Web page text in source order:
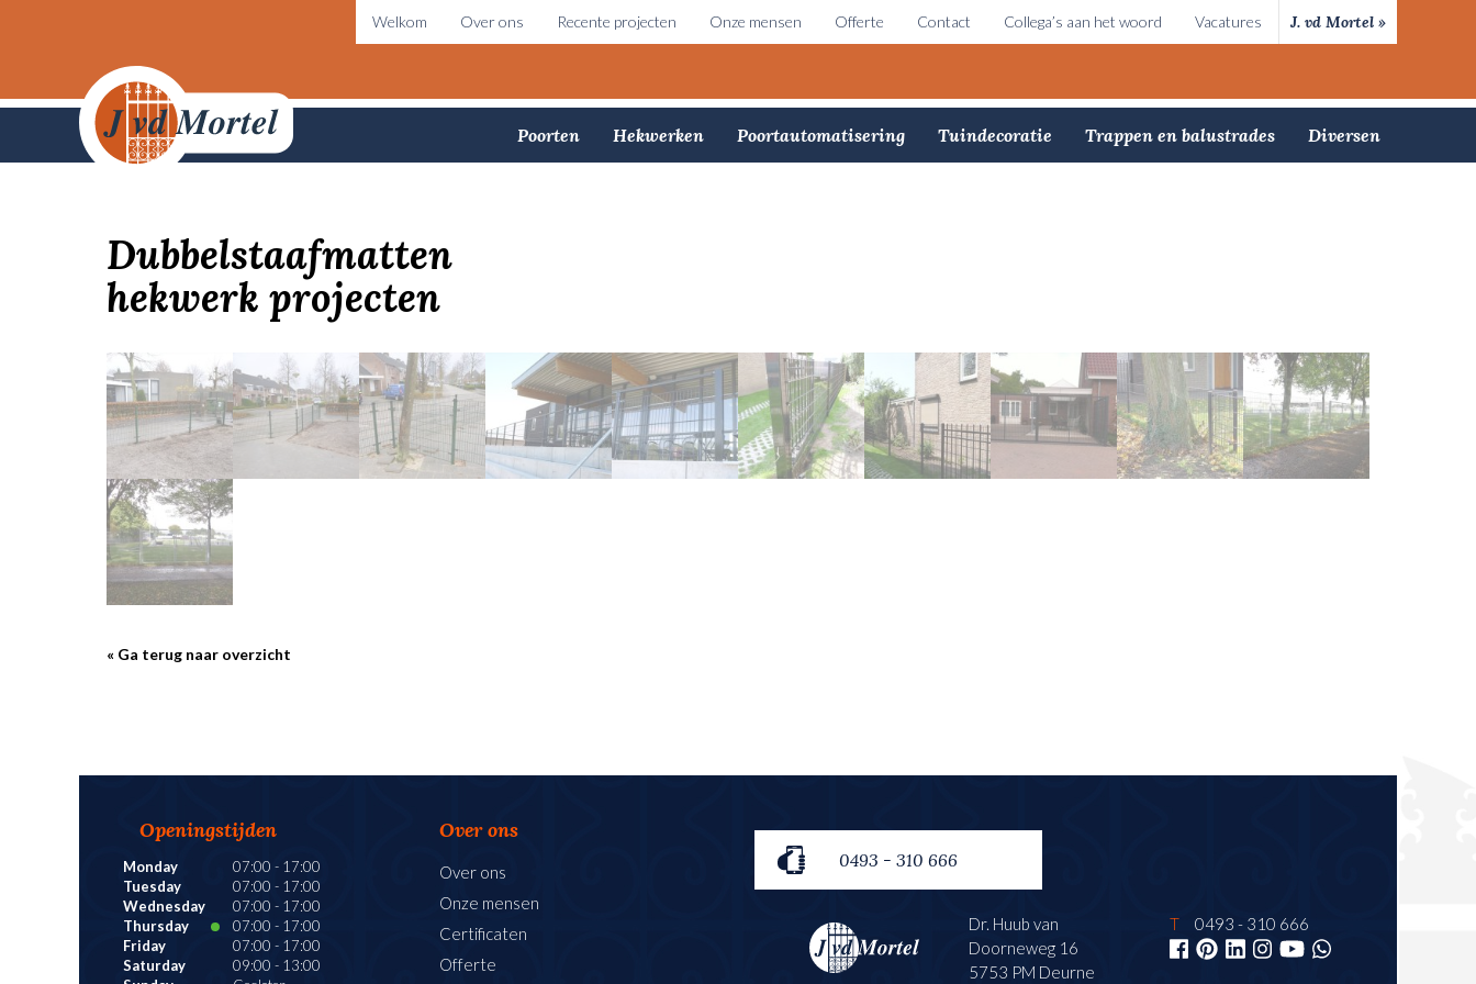
J. vd Mortel »
Welkom Over ons Recente projecten Onze mensen Offerte Contact Collega’s aan het woord Vacatures
Poorten Hekwerken Poortautomatisering Tuindecoratie Trappen en balustrades Diversen
Dubbelstaafmatten
hekwerk projecten
« Ga terug naar overzicht
Openingstijden
Monday 07:00 - 17:00
Tuesday
07:00 - 17:00
Wednesday
07:00 - 17:00
Thursday
07:00 - 17:00
Friday
07:00 - 17:00
Saturday
09:00 - 13:00
Over ons
Over ons
Onze mensen
Certificaten
Offerte
0493 - 310 666
Dr. Huub van
Doorneweg 16
5753 PM Deurne
T 0493 - 310 666